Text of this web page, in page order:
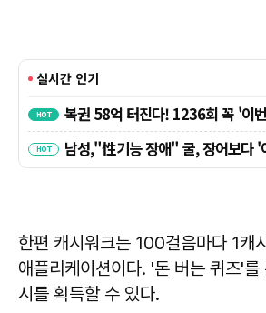
한편 캐시워크는 100걸음마다 1캐
애플리케이션이다. '돈 버는 퀴즈'를
시를 획득할 수 있다.